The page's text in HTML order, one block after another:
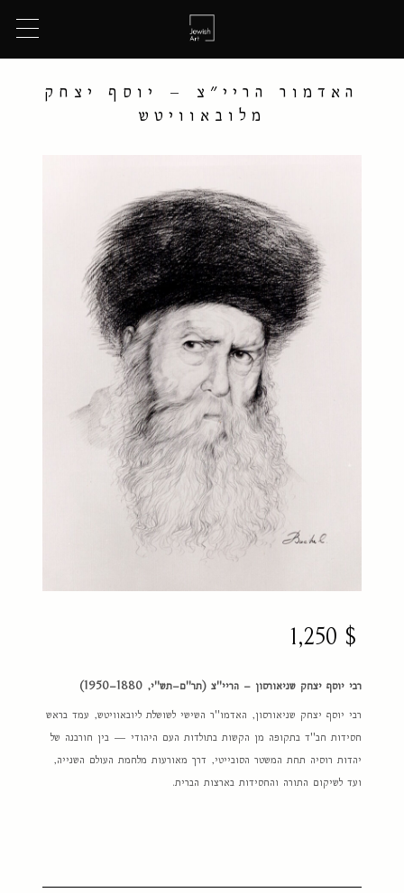
האדמור הריי״צ – יוסף יצחק
מלובאוויטש
1,250 $
רבי יוסף יצחק שניאורסון – הריי"צ (תר"ם–תש"י, 1880–1950)
רבי יוסף יצחק שניאורסון, האדמו"ר השישי לשושלת ליובאוויטש, עמד בראש
חסידות חב"ד בתקופה מן הקשות בתולדות העם היהודי — בין חורבנה של
יהדות רוסיה תחת המשטר הסובייטי, דרך מאורעות מלחמת העולם השנייה,
ועד לשיקום התורה והחסידות בארצות הברית.